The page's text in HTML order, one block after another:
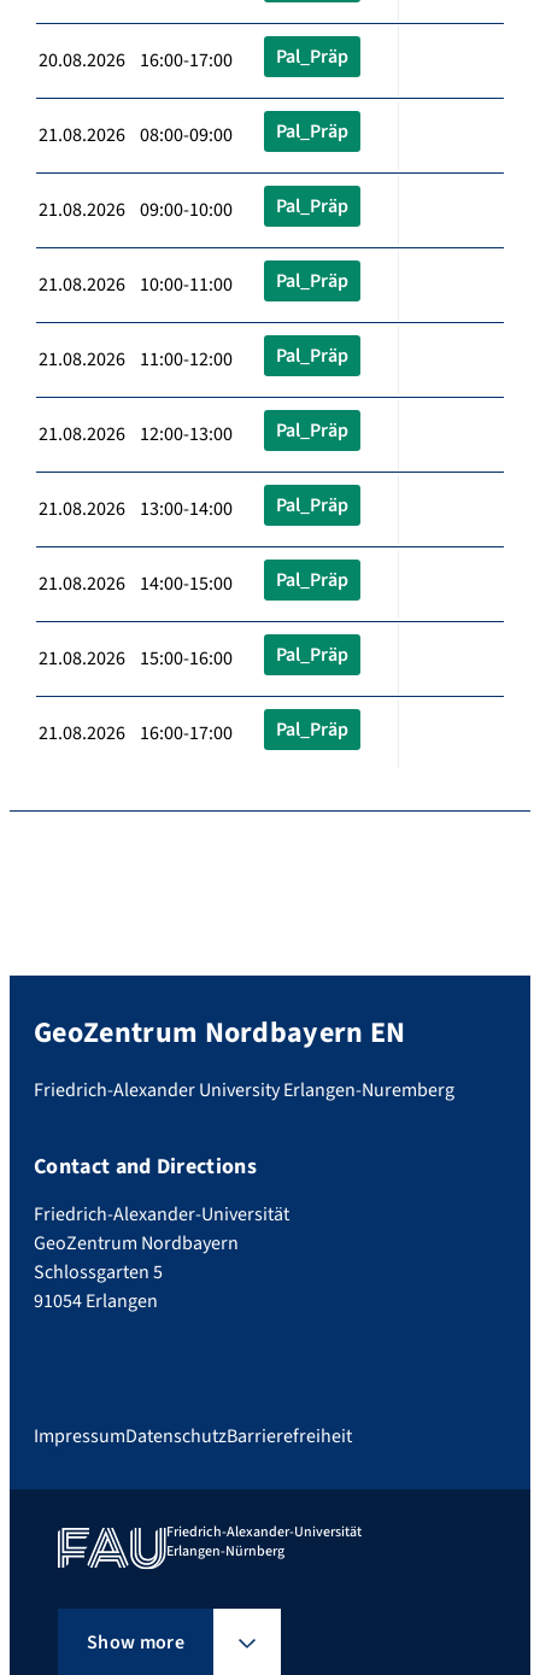
20.08.2026 16:00-17:00 Pal_Präp
21.08.2026 08:00-09:00 Pal_Präp
21.08.2026 09:00-10:00 Pal_Präp
21.08.2026 10:00-11:00 Pal_Präp
21.08.2026 11:00-12:00 Pal_Präp
21.08.2026 12:00-13:00 Pal_Präp
21.08.2026 13:00-14:00 Pal_Präp
21.08.2026 14:00-15:00 Pal_Präp
21.08.2026 15:00-16:00 Pal_Präp
21.08.2026 16:00-17:00 Pal_Präp
GeoZentrum Nordbayern EN
Friedrich-Alexander University Erlangen-Nuremberg
Contact and Directions
Friedrich-Alexander-Universität
GeoZentrum Nordbayern
Schlossgarten 5
91054 Erlangen
ImpressumDatenschutzBarrierefreiheit
Friedrich-Alexander-Universität
Erlangen-Nürnberg
Show more